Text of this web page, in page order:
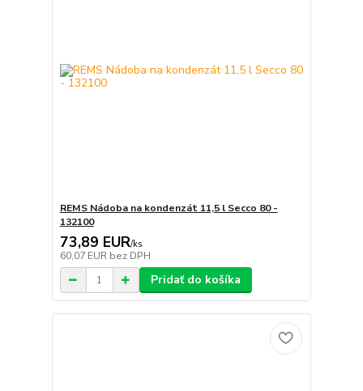
REMS Nádoba na kondenzát 11,5 l Secco 80 -
132100
73,89 EUR/ks
60,07 EUR bez DPH
Pridať do košíka